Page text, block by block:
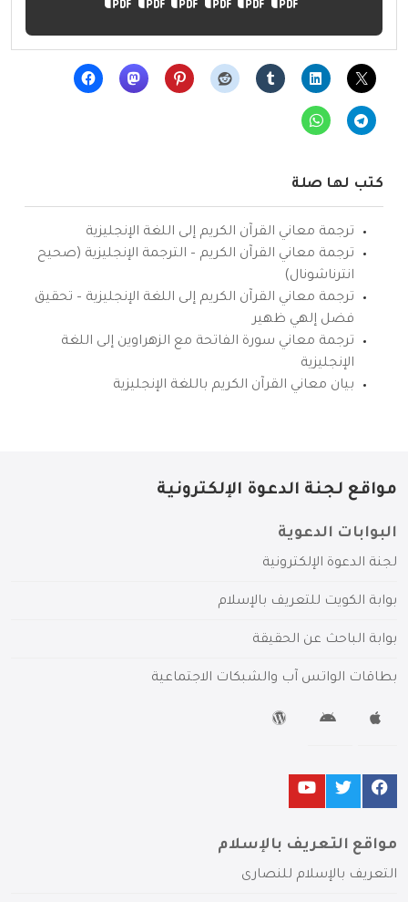
كتب لها صلة
ترجمة معاني القرآن الكريم إلى اللغة الإنجليزية
ترجمة معاني القرآن الكريم – الترجمة الإنجليزية (صحيح
انترناشونال)
ترجمة معاني القرآن الكريم إلى اللغة الإنجليزية – تحقيق
فضل إلهي ظهير
ترجمة معاني سورة الفاتحة مع الزهراوين إلى اللغة
الإنجليزية
بيان معاني القرآن الكريم باللغة الإنجليزية
مواقع لجنة الدعوة الإلكترونية
البوابات الدعوية
لجنة الدعوة الإلكترونية
بوابة الكويت للتعريف بالإسلام
بوابة الباحث عن الحقيقة
بطاقات الواتس آب والشبكات الاجتماعية
مواقع التعريف بالإسلام
التعريف بالإسلام للنصارى